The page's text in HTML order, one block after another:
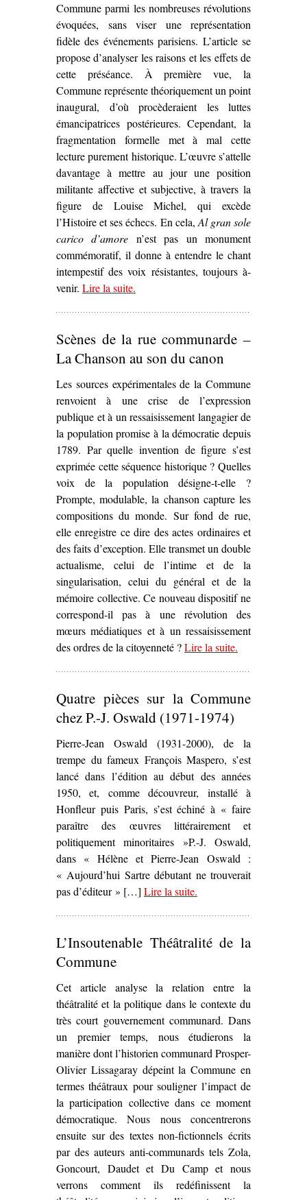
Commune parmi les nombreuses révolutions
évoquées, sans viser une représentation
fidèle des événements parisiens. L’article se
propose d’analyser les raisons et les effets de
cette préséance. À première vue, la
Commune représente théoriquement un point
inaugural, d’où procèderaient les luttes
émancipatrices postérieures. Cependant, la
fragmentation formelle met à mal cette
lecture purement historique. L’œuvre s’attelle
davantage à mettre au jour une position
militante affective et subjective, à travers la
figure de Louise Michel, qui excède
l’Histoire et ses échecs. En cela,Al gran sole
carico d’amore n’est pas un monument
commémoratif, il donne à entendre le chant
intempestif des voix résistantes, toujours à-
venir. Lire la suite– ‘L’À-venir de la Commune dans
.
Scènes de la rue communarde –
La Chanson au son du canon
Les sources expérimentales de la Commune
renvoient à une crise de l’expression
publique et à un ressaisissement langagier de
la population promise à la démocratie depuis
1789. Par quelle invention de figure s’est
exprimée cette séquence historique ? Quelles
voix de la population désigne-t-elle ?
Prompte, modulable, la chanson capture les
compositions du monde. Sur fond de rue,
elle enregistre ce dire des actes ordinaires et
des faits d’exception. Elle transmet un double
actualisme, celui de l’intime et de la
singularisation, celui du général et de la
mémoire collective. Ce nouveau dispositif ne
correspond-il pas à une révolution des
mœurs médiatiques et à un ressaisissement
des ordres de la citoyenneté ?Lire la suite– ‘Scènes de la
La Chanson au
.
Quatre pièces sur la Commune
chez P.-J. Oswald (1971-1974)
Pierre-Jean Oswald (1931-2000), de la
trempe du fameux François Maspero, s’est
lancé dans l’édition au début des années
1950, et, comme découvreur, installé à
Honfleur puis Paris, s’est échiné à « faire
paraître des œuvres littérairement et
politiquement minoritaires »P.-J. Oswald,
dans « Hélène et Pierre-Jean Oswald :
« Aujourd’hui Sartre débutant ne trouverait
pas d’éditeur » […] Lire la suite– ‘Quatre pièces sur la
.
L’Insoutenable Théâtralité de la
Commune
Cet article analyse la relation entre la
théâtralité et la politique dans le contexte du
très court gouvernement communard. Dans
un premier temps, nous étudierons la
manière dont l’historien communard Prosper-
Olivier Lissagaray dépeint la Commune en
termes théâtraux pour souligner l’impact de
la participation collective dans ce moment
démocratique. Nous nous concentrerons
ensuite sur des textes non-fictionnels écrits
par des auteurs anti-communards tels Zola,
Goncourt, Daudet et Du Camp et nous
verrons comment ils redéfinissent la